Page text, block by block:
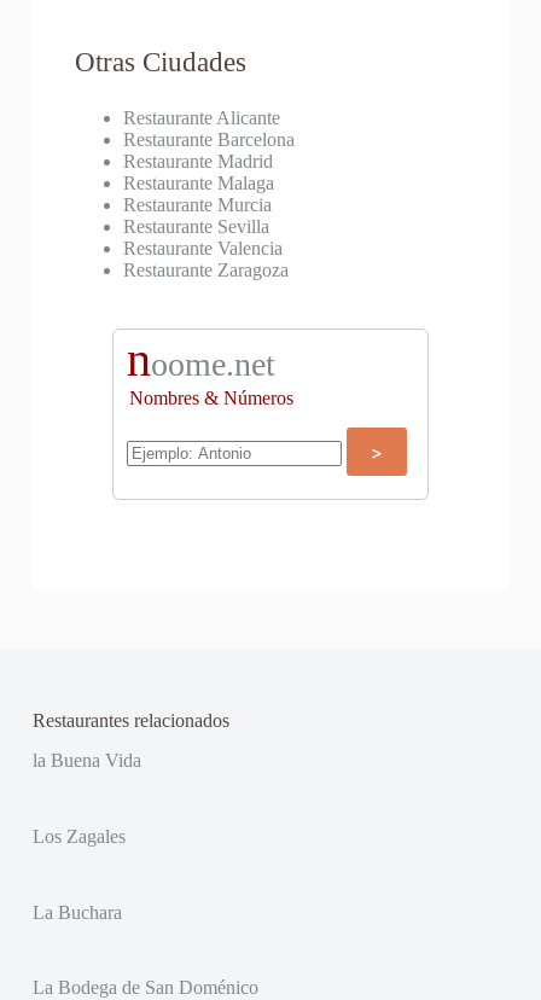
Otras Ciudades
Restaurante Alicante
Restaurante Barcelona
Restaurante Madrid
Restaurante Malaga
Restaurante Murcia
Restaurante Sevilla
Restaurante Valencia
Restaurante Zaragoza
noome.net
Nombres & Números
Restaurantes relacionados
la Buena Vida
Los Zagales
La Buchara
La Bodega de San Doménico